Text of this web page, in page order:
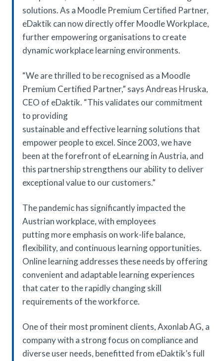
solutions. As a Moodle Premium Certified Partner,
eDaktik can now directly offer Moodle Workplace,
further empowering organisations to create
dynamic workplace learning environments.
“We are thrilled to be recognised as a Moodle
Premium Certified Partner,” says Andreas Hruska,
CEO of eDaktik. “This validates our commitment
to providing
sustainable and effective learning solutions that
empower people to excel. Since 2003, we have
been at the forefront of eLearning in Austria, and
this partnership strengthens our ability to deliver
exceptional value to our customers.”
The pandemic has significantly impacted the
Austrian workplace, with employees
putting more emphasis on work-life balance,
flexibility, and continuous learning opportunities.
Online learning addresses these needs by offering
convenient and adaptable learning experiences
that cater to the rapidly changing skill
requirements of the workforce.
One of their most prominent clients, Axonlab AG, a
company with a strong focus on compliance and
diverse user needs, benefitted from eDaktik’s full